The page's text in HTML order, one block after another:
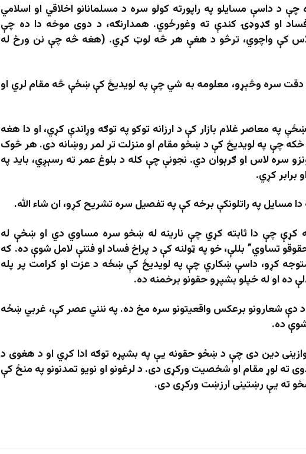
د داسې مسایلو په راپورته کولو سره د مسلمانانو اخلاقي او اسلامي
او ګډوډۍ کندې ته وغورځوي. همدارنګه، د دوی موخه دا ده چې
لاس کې واچوي، ترڅو د هغې هر څه لوټ کړي. (هغه څه چې نن ورځ له
دقت سره وڅېړو، معلومه به شي چې په لویدیځ کې ښځې څه مقام لري او
په معاصر غلام بازار کې د ارزانه توکو په توګه وړاندې کړي، او دا هغه
ځکه چې په لویدیځ کې د ښځو مقام او منزلت تر لمر روښانه دی. هر څوک
سره لاس او ګرېوان دي. نجونې چې کله د بلوغ عمر ته رسېږي، باید په
برابر کړي.
مسایل په راتلونکې برخه کې په تفصیل سره تشریح کړو،ان شاء الله.
کړې چې دا ثابته کړي چې نارینه له ښځو سره مساوي دي او ښځې له
تساوي” بللې، خو په ټولنه کې د پراخ فساد او فتنې لامل شوې ده. که
کړو، داسې ښکاري چې په لویدیځ کې ښځه د عزت او کرامت پر پله
ده او له خپلو بشپړو حقونو برخمنه ده.
شعارونو برعکس واقعیتونو سره مخ ده. په ننني عصر کې، غربي ښځه
ده.
دین دی چې د ښځو حقونه یې په بشپړه توګه ادا کړي او د هغوی د
ته لوړ مقام او شخصیت ورکړی دی. د لرغونو او نویو تمدنونو په منځ کې
ته یې رښتینی ارزښت ورکړی دی.